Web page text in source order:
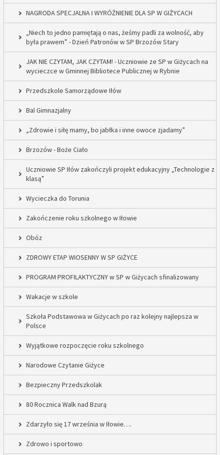
NAGRODA SPECJALNA I WYRÓŻNIENIE DLA SP W GIŻYCACH
„Niech to jedno pamiętają o nas, żeśmy padli za wolność, aby
była prawem” - Dzień Patronów w SP Brzozów Stary
JAK NIE CZYTAM, JAK CZYTAM! - Uczniowie ze SP w Giżycach na
wycieczce w Gminnej Bibliotece Publicznej w Rybnie
Przedszkole Samorządowe Iłów
Bal Gimnazjalny
„Zdrowie i siłę mamy, bo jabłka i inne owoce zjadamy”
Brzozów - Boże Ciało
Uczniowie SP Iłów zakończyli projekt edukacyjny „Technologie z
klasą”
Wycieczka do Torunia
Zakończenie roku szkolnego w Iłowie
Obóz
ZDROWY ETAP WIOSENNY W SP GIŻYCE
PROGRAM PROFILAKTYCZNY w SP w Giżycach sfinalizowany
Wakacje w szkole
Szkoła Podstawowa w Giżycach po raz kolejny najlepsza w
Polsce
Wyjątkowe rozpoczęcie roku szkolnego
Narodowe Czytanie Giżyce
Bezpieczny Przedszkolak
80 Rocznica Walk nad Bzurą
Zdarzyło się 17 września w Iłowie….
Zdrowo i sportowo